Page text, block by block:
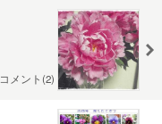
コメント(2)